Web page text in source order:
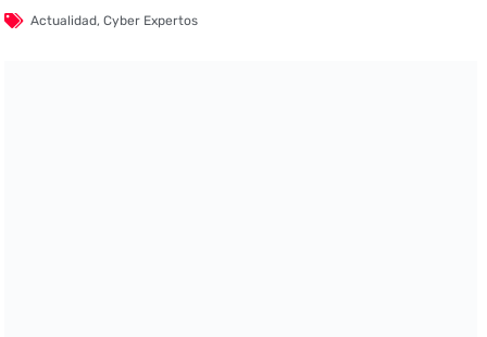
Actualidad,Cyber Expertos